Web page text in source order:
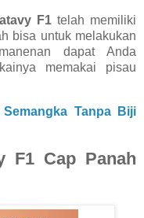
F1 telah memiliki
bisa untuk melakukan
dapat Anda
memakai pisau
Tanpa Biji
F1 Cap Panah